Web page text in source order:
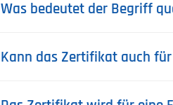
Was bedeutet der Begriff
Kann das Zertifikat auch